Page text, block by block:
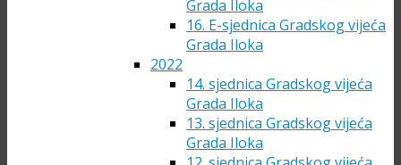
Grada Iloka
16. E-sjednica Gradskog vijeća
Grada Iloka
2022
14. sjednica Gradskog vijeća
Grada Iloka
13. sjednica Gradskog vijeća
Grada Iloka